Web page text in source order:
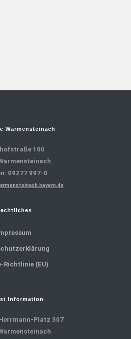
Warmensteinach
100
09277 997-0
Richtlinie (EU)
Information
Platz 307